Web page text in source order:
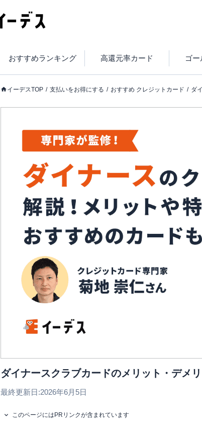
おすすめランキング 高還元率カード ゴー
イーデスTOP 支払いをお得にする おすすめ クレジットカード ダ
ダイナースクラブカードのメリット・デメ
最終更新日:2026年6月5日
このページにはPRリンクが含まれています